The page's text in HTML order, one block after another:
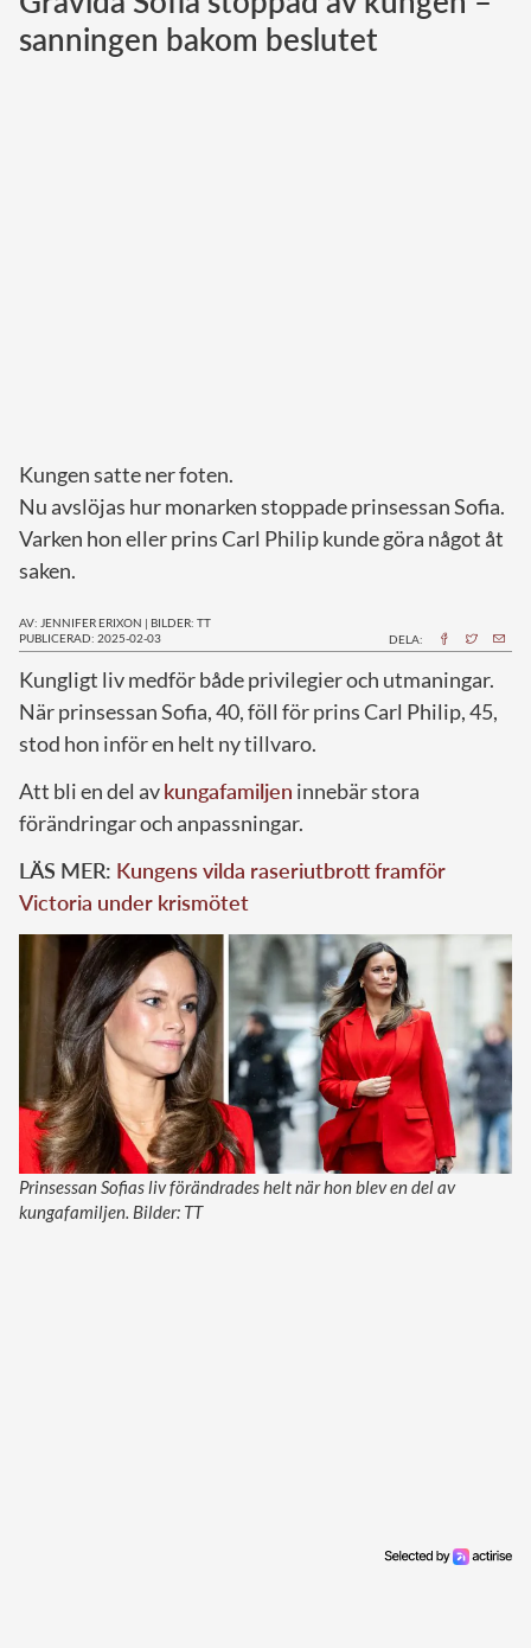
Norska kungahuset
sanningen bakom beslutet
Kungen satte ner foten.
Nu avslöjas hur monarken stoppade prinsessan Sofia.
Varken hon eller prins Carl Philip kunde göra något åt
saken.
AV: JENNIFER ERIXON | BILDER: TT
PUBLICERAD: 2025-02-03
DELA:
Kungligt liv medför både privilegier och utmaningar.
När prinsessan Sofia, 40, föll för prins Carl Philip, 45,
stod hon inför en helt ny tillvaro.
Att bli en del avkungafamiljen innebär stora
förändringar och anpassningar.
LÄS MER: Kungens vilda raseriutbrott framför
Victoria under krismötet
Prinsessan Sofias liv förändrades helt när hon blev en del av
kungafamiljen. Bilder: TT